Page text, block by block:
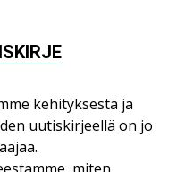
tekniikkalaji
kehityksestä ja
uutiskirjeellä on jo
, miten